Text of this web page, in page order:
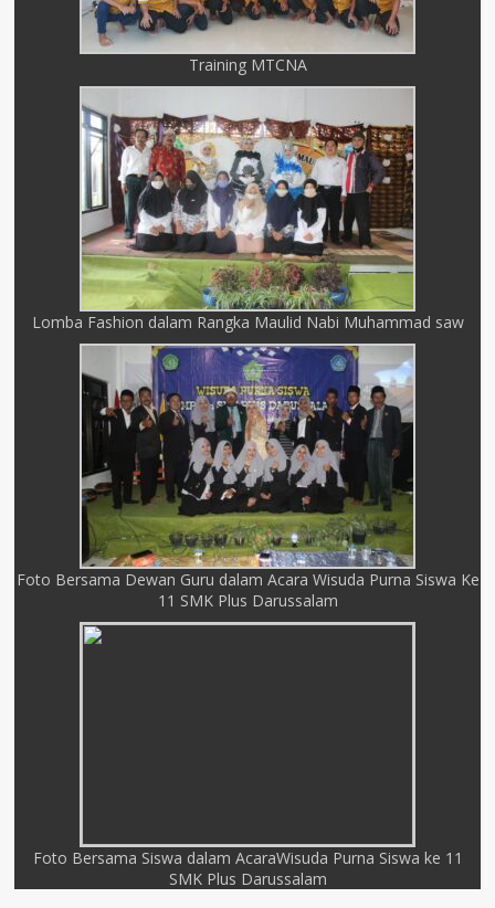
Training MTCNA
Lomba Fashion dalam Rangka Maulid Nabi Muhammad saw
Foto Bersama Dewan Guru dalam Acara Wisuda Purna Siswa Ke
11 SMK Plus Darussalam
Foto Bersama Siswa dalam AcaraWisuda Purna Siswa ke 11
SMK Plus Darussalam